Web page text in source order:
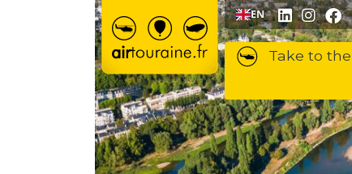
EN
Take to